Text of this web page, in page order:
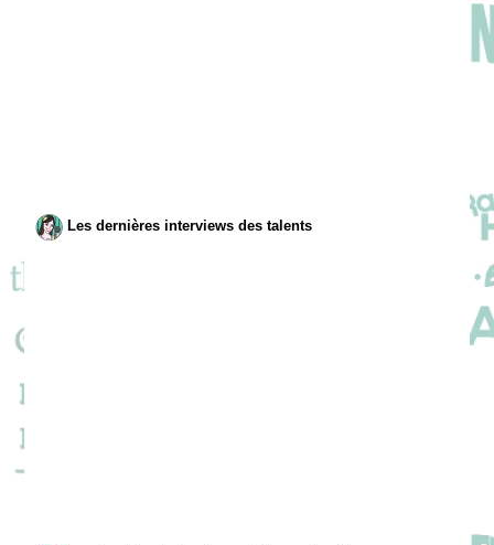
Les dernières interviews des talents